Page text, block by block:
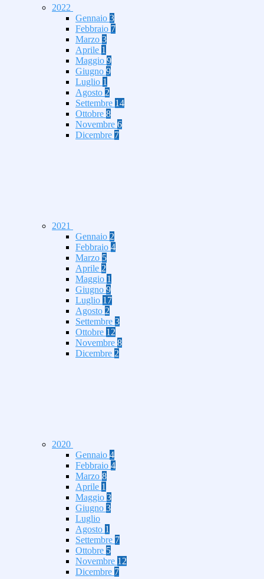
2022
Gennaio 3
Febbraio 7
Marzo 3
Aprile 1
Maggio 9
Giugno 9
Luglio 1
Agosto 2
Settembre 14
Ottobre 8
Novembre 6
Dicembre 7
2021
Gennaio 2
Febbraio 4
Marzo 5
Aprile 2
Maggio 1
Giugno 9
Luglio 17
Agosto 2
Settembre 3
Ottobre 12
Novembre 8
Dicembre 2
2020
Gennaio 4
Febbraio 4
Marzo 8
Aprile 1
Maggio 3
Giugno 3
Luglio
Agosto 1
Settembre 7
Ottobre 5
Novembre 12
Dicembre 7